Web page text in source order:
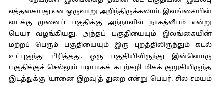
எத்தகையது என ஒருவாறு அறிந்திருக்கலாம். இலங்கையின்
வடக்கு முனைப் பகுதிக்கு அந்நாளில் நாகத்வீபம் என்று
பெயர் வழங்கியது. அந்தப் பகுதியையும் இலங்கையின்
மற்றப் பெரும் பகுதியையும் இரு புறத்திலிருந்தும் கடல்
உட்புகுந்து பிரித்தது. ஒரு பகுதியிலிருந்து இன்னொரு
பகுதிக்குச் செல்லும் படியாகக் கடற்கழி மிகக் குறுகியிருந்த
இடத்துக்கு 'யானை இறவு'த் துறை என்று பெயர். சில சமயம்